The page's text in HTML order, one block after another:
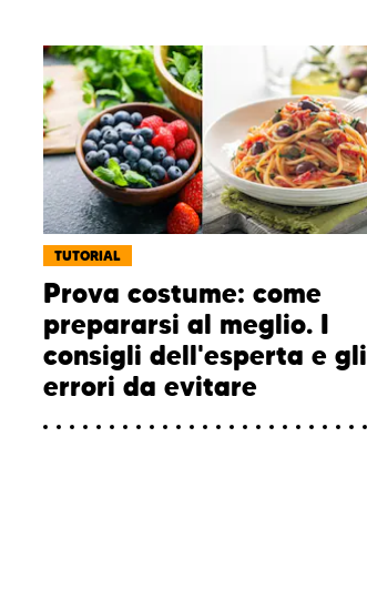
TUTORIAL
Prova costume: come
prepararsi al meglio. I
consigli dell'esperta e gli
errori da evitare